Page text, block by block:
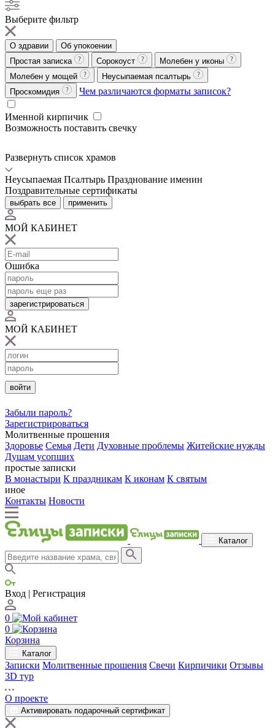
Выберите фильтр
О здравии
Об упокоении
Простая записка
Сорокоуст
Молебен у иконы
Молебен у мощей
Неусыпаемая псалтырь
Проскомидия
Чем различаются форматы записок?
Именной кирпичик
Возможность поставить свечку
Развернуть список храмов
Неусыпаемая Псалтырь Празднование именин
Поздравительные сертификаты
выбрать все применить
МОЙ КАБИНЕТ
Ошибка
зарегистрироваться
МОЙ КАБИНЕТ
войти
Забыли пароль?
Зарегистрироваться
Молитвенные прошения
Здоровье Семья Дети Духовные проблемы Житейские нужды
Душам усопших
простые записки
В монастыри К праздникам К иконам К святым
иное
Контакты Новости
Каталог
Вход | Регистрация
0
0
Корзина
Каталог
Записки Молитвенные прошения Свечи Кирпичики Отзывы
3D тур
О проекте
Активировать подарочный сертификат